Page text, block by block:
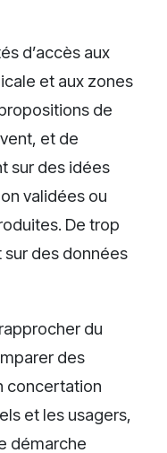
d’accès aux
et aux zones
de
et de
sur des idées
validées ou
De trop
sur des données
du
des
concertation
et les usagers,
démarche